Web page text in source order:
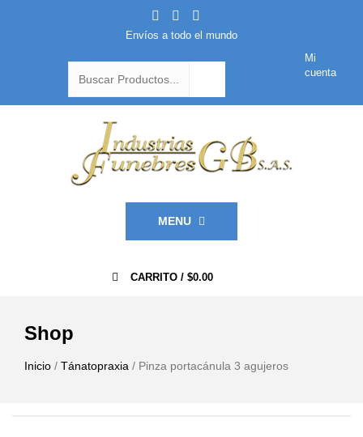
Envíos a todo el mundo
Mi
cuenta
MENU
CARRITO / $0.00
Shop
Inicio / Tánatopraxia / Pinza portacánula 3 agujeros